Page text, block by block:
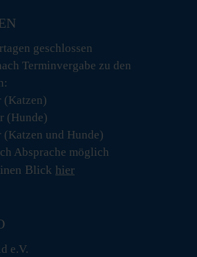
geschlossen
Terminvergabe zu den
(Katzen)
(Hunde)
(Katzen und Hunde)
Absprache möglich
Blick hier
e.V.